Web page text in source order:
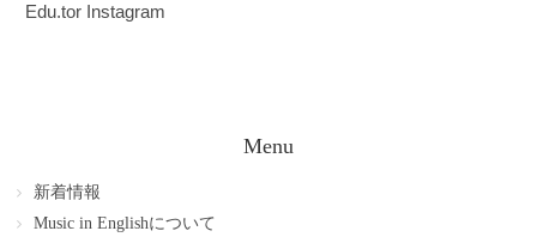
Edu.tor Instagram
Menu
新着情報
Music in Englishについて